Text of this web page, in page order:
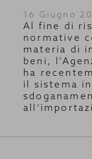
16 Giugno
Al fine di
normative
materia di
beni,
ha
il sistema